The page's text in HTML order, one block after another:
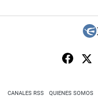
CANALES RSS QUIENES SOMOS